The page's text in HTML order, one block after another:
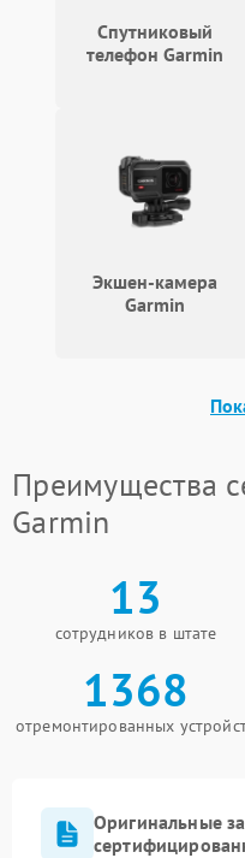
Спутниковый
телефон Garmin
Экшен-камера
Garmin
Преимущества
Garmin
13
сотрудников в штате
1368
отремонтированных
Оригинальные